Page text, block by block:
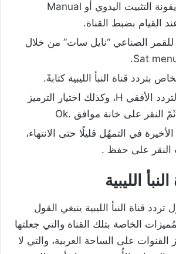
يُفضل اختيار أيقونة التثبيت اليدوي أو Manual
للقمر الصناعي “نايل سات” من خلال
بتردد قناة النبأ الليبية كتابةً.
اختيار أيقونة التردد الأفقي H، وكذلك اختيار الترميز
في التمهُل قليلًا حتى الانتهاء،
النقر على حفظ .
الليبية
تردد قناة النبأ الليبية ينبغي القول
الخاصة بتلك القناة والتي جعلتها
على الساحة العربية، والتي لا